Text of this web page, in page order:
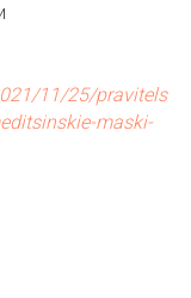
11/25/pravitels
maski-